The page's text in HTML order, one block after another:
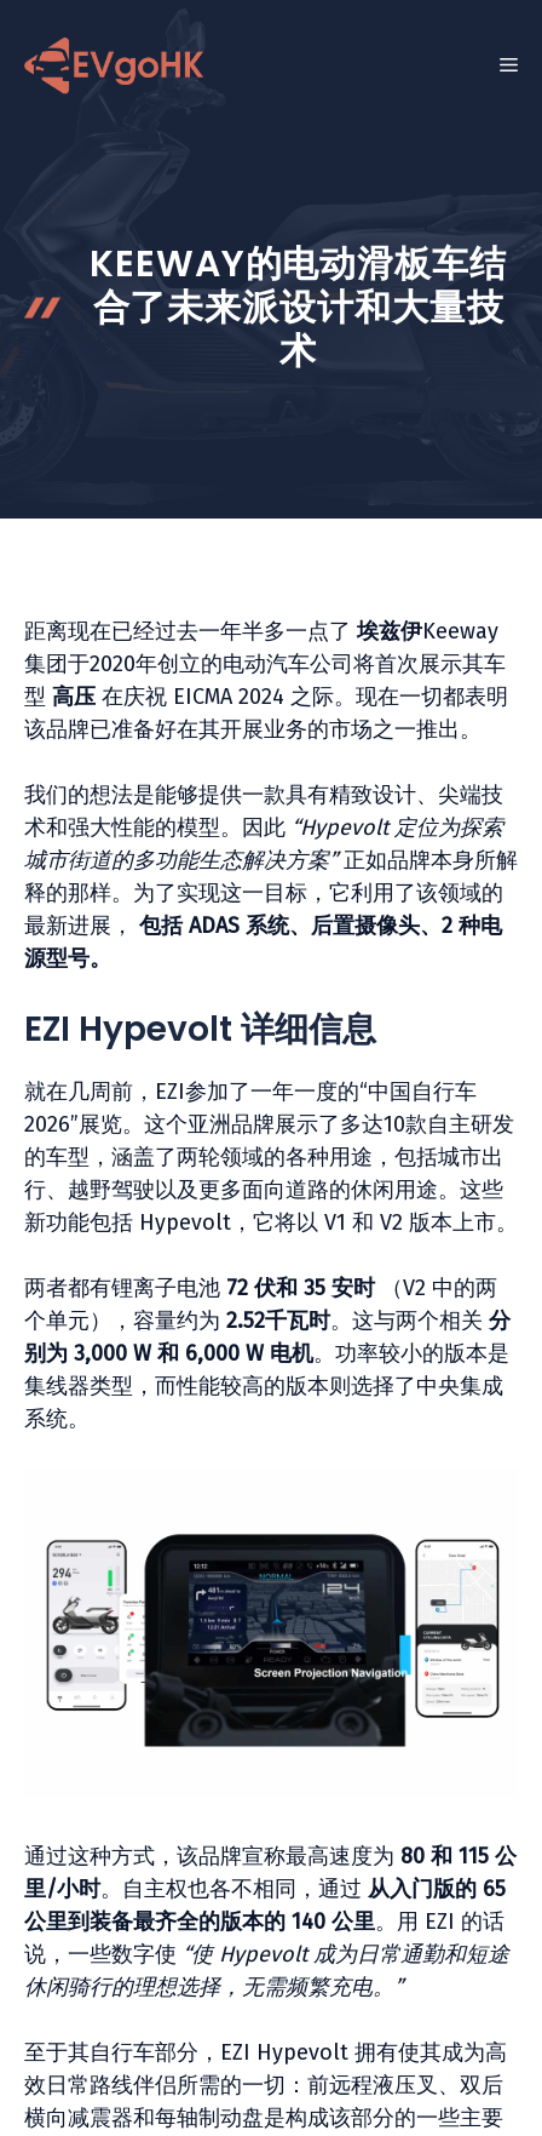
菜
KEEWAY的电动滑板车结
合了未来派设计和大量技
术
距离现在已经过去一年半多一点了埃兹伊Keeway
集团于2020年创立的电动汽车公司将首次展示其车
型 高压 在庆祝 EICMA 2024 之际。现在一切都表明
该品牌已准备好在其开展业务的市场之一推出。
我们的想法是能够提供一款具有精致设计、尖端技
术和强大性能的模型。因此 “Hypevolt 定位为探索
城市街道的多功能生态解决方案”正如品牌本身所解
释的那样。为了实现这一目标，它利用了该领域的
最新进展， 包括 ADAS 系统、后置摄像头、2 种电
源型号。
EZI Hypevolt 详细信息
就在几周前，EZI参加了一年一度的“中国自行车
2026”展览。这个亚洲品牌展示了多达10款自主研发
的车型，涵盖了两轮领域的各种用途，包括城市出
行、越野驾驶以及更多面向道路的休闲用途。这些
新功能包括 Hypevolt，它将以 V1 和 V2 版本上市。
两者都有锂离子电池 72 伏和 35 安时（V2 中的两
个单元），容量约为 2.52千瓦时。这与两个相关 分
别为 3,000 W 和 6,000 W 电机。功率较小的版本是
集线器类型，而性能较高的版本则选择了中央集成
系统。
通过这种方式，该品牌宣称最高速度为 80 和 115 公
里/小时。自主权也各不相同，通过 从入门版的 65
公里到装备最齐全的版本的 140 公里。用 EZI 的话
说，一些数字使 “使 Hypevolt 成为日常通勤和短途
休闲骑行的理想选择，无需频繁充电。”
至于其自行车部分，EZI Hypevolt 拥有使其成为高
效日常路线伴侣所需的一切：前远程液压叉、双后
横向减震器和每轴制动盘是构成该部分的一些主要